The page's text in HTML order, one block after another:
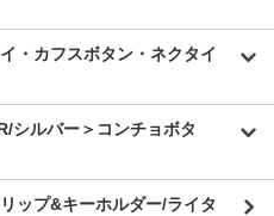
・カフスボタン・ネクタイ
シルバー＞コンチョボタ
ップ&キーホルダー/ライタ